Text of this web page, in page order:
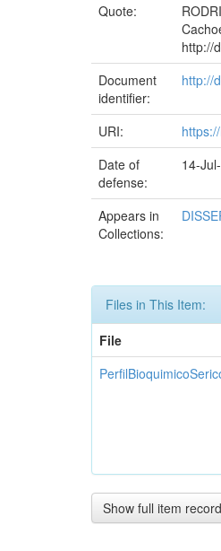
Quote:
http://
Document
identifier:
http://
URI:
Date of
defense:
14-
Appears in
Collections:
Files in This Item:
File
Show full item record